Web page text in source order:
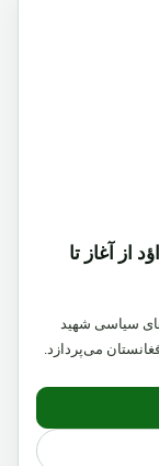
آغاز تا
سیاسی شهید
می‌پردازد.